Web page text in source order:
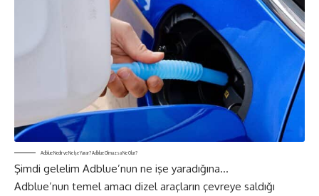
Adblue Nedir ve Ne İşe Yarar? Adblue Olmazsa Ne Olur?
Şimdi gelelim Adblue’nun ne işe yaradığına…
Adblue’nun temel amacı dizel araçların çevreye saldığı